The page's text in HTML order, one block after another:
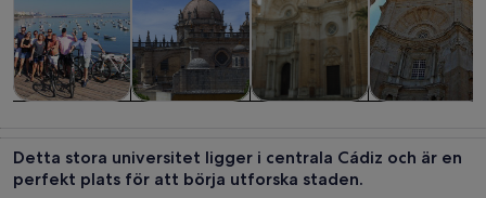
turer
Detta stora universitet ligger i centrala Cádiz och är en
perfekt plats för att börja utforska staden.